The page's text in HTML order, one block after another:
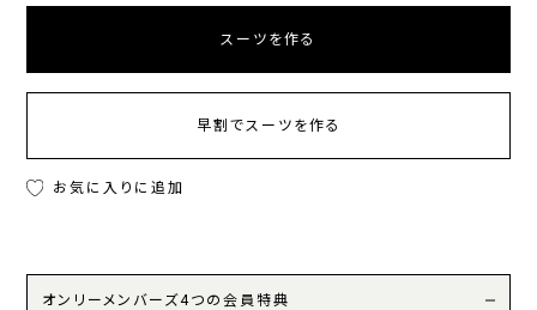
スーツを作る
早割でスーツを作る
お気に入りに追加
オンリーメンバーズ4つの会員特典